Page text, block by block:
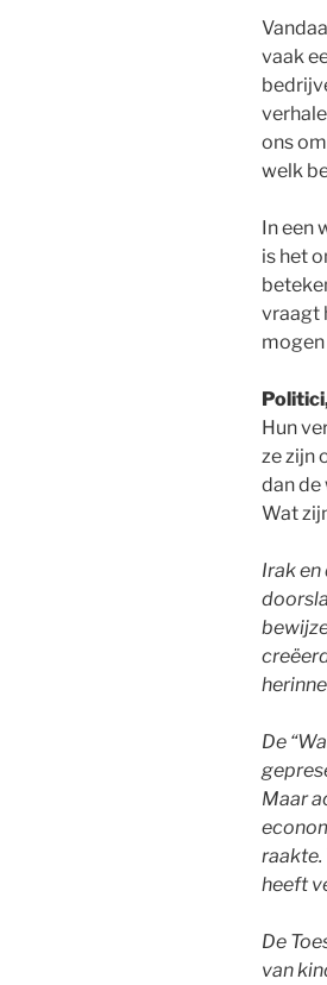
vaak
ons
welk
In een
is het
vraagt
Hun
ze zijn
dan de
Wat
Irak en
De
Maar
raakte.
heeft
De
van